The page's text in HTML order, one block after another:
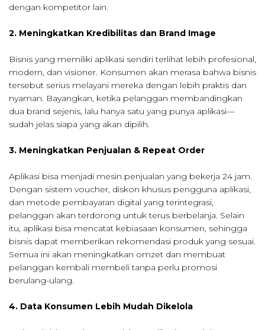
dengan kompetitor lain.
2. Meningkatkan Kredibilitas dan Brand Image
Bisnis yang memiliki aplikasi sendiri terlihat lebih profesional,
modern, dan visioner. Konsumen akan merasa bahwa bisnis
tersebut serius melayani mereka dengan lebih praktis dan
nyaman. Bayangkan, ketika pelanggan membandingkan
dua brand sejenis, lalu hanya satu yang punya aplikasi—
sudah jelas siapa yang akan dipilih.
3. Meningkatkan Penjualan & Repeat Order
Aplikasi bisa menjadi mesin penjualan yang bekerja 24 jam.
Dengan sistem voucher, diskon khusus pengguna aplikasi,
dan metode pembayaran digital yang terintegrasi,
pelanggan akan terdorong untuk terus berbelanja. Selain
itu, aplikasi bisa mencatat kebiasaan konsumen, sehingga
bisnis dapat memberikan rekomendasi produk yang sesuai.
Semua ini akan meningkatkan omzet dan membuat
pelanggan kembali membeli tanpa perlu promosi
berulang-ulang.
4. Data Konsumen Lebih Mudah Dikelola